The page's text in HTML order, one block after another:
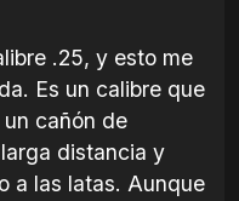
.25, y esto me
Es un calibre que
cañón de
distancia y
a las latas. Aunque